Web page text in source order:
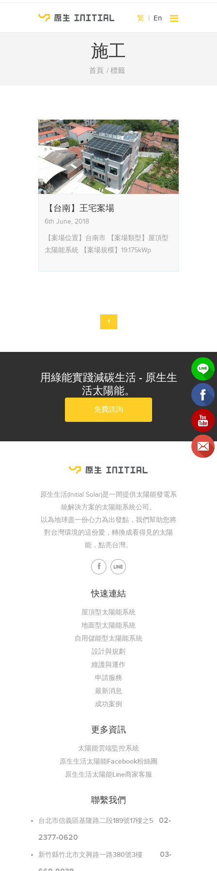
繁 | En
施工
首頁 標籤
【台南】王宅案場
6th June, 2018
【案場位置】台南市 【案場類型】屋頂型
太陽能系統 【案場規模】19.175kWp
1
用綠能實踐減碳生活 - 原生生
活太陽能。
免費諮詢
原生生活(Initial Solar)是一間提供太陽能發電系
統解決方案的太陽能系統公司。
以為地球盡一份心力為出發點，我們幫助您將
對台灣環境的這份愛，轉換成看得見的太陽
能，點亮台灣。
快速連結
屋頂型太陽能系統
地面型太陽能系統
自用儲能型太陽能系統
設計與規劃
維護與運作
申請服務
最新消息
成功案例
更多資訊
太陽能雲端監控系統
原生生活太陽能Facebook粉絲團
原生生活太陽能Line商家客服
聯繫我們
台北市信義區基隆路二段189號17樓之5
02-
2377-0620
新竹縣竹北市文興路一路380號3樓
03-